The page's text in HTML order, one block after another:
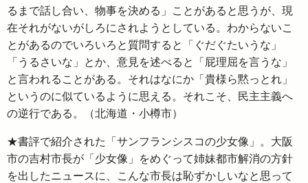
るまで話し合い、物事を決める」ことがあると思うが、現
在それがないがしろにされようとしている。わからないこ
とがあるのでいろいろと質問すると「ぐだぐたいうな」
「うるさいな」とか、意見を述べると「屁理屈を言うな」
と言われることがある。それはなにか「貴様ら黙っとれ」
というのに似ているように思える。それこそ、民主主義へ
の逆行である。（北海道・小樽市）
★書評で紹介された「サンフランシスコの少女像」。大阪
市の吉村市長が「少女像」をめぐって姉妹都市解消の方針
を出したニュースに、こんな市長は恥ずかしいなと思って